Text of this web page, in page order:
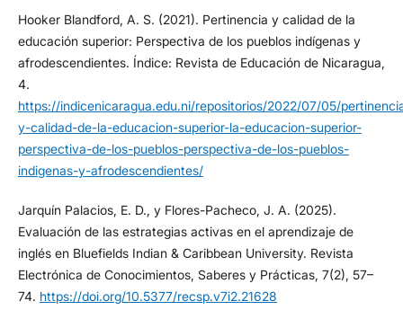
Hooker Blandford, A. S. (2021). Pertinencia y calidad de la
educación superior: Perspectiva de los pueblos indígenas y
afrodescendientes. Índice: Revista de Educación de Nicaragua,
4.
https://indicenicaragua.edu.ni/repositorios/2022/07/05/
y-calidad-de-la-educacion-superior-la-educacion-superior-
perspectiva-de-los-pueblos-perspectiva-de-los-pueblos-
indigenas-y-afrodescendientes/
Jarquín Palacios, E. D., y Flores-Pacheco, J. A. (2025).
Evaluación de las estrategias activas en el aprendizaje de
inglés en Bluefields Indian & Caribbean University. Revista
Electrónica de Conocimientos, Saberes y Prácticas, 7(2), 57–
74. https://doi.org/10.5377/recsp.v7i2.21628